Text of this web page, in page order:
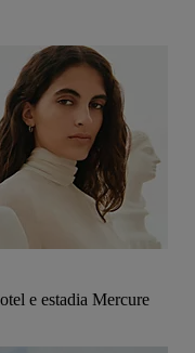
e estadia Mercure